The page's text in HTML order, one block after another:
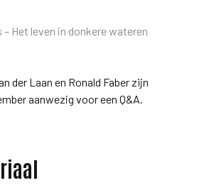
– Het leven in donkere wateren
der Laan en Ronald Faber zijn
aanwezig voor een Q&A.